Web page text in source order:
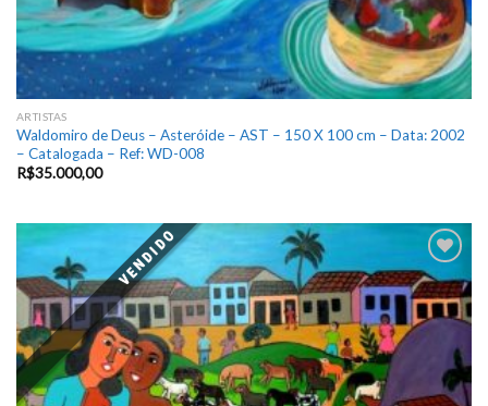
ARTISTAS
Waldomiro de Deus – Asteróide – AST – 150 X 100 cm – Data: 2002
– Catalogada – Ref: WD-008
R$35.000,00
VENDIDO
Add
to
wishlist